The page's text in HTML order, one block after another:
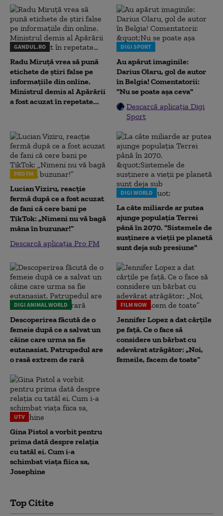
GANDUL.RO
Radu Miruţă vrea să pună
etichete de știri false pe
informațiile din online.
Ministrul demis al Apărării
a fost acuzat în repetate...
DIGI SPORT
Au apărut imaginile:
Darius Olaru, gol de autor
în Belgia! Comentatorii:
"Nu se poate așa ceva"
Descarcă aplicația Digi
Sport
PRO FM
Lucian Viziru, reacție
fermă după ce a fost acuzat
de fani că cere bani pe
TikTok: „Nimeni nu vă bagă
mâna în buzunar!”
Descarcă aplicația Pro FM
DIGI WORLD
La câte miliarde ar putea
ajunge populația Terrei
până în 2070. "Sistemele de
susținere a vieții pe planetă
sunt deja sub presiune"
DIGI ANIMAL WORLD
Descoperirea făcută de o
femeie după ce a salvat un
câine care urma sa fie
eutanasiat. Patrupedul are
o rasă extrem de rară
FILM NOW
Jennifer Lopez a dat cărțile
pe față. Ce o face să
considere un bărbat cu
adevărat atrăgător: „Noi,
femeile, facem de toate”
UTV
Gina Pistol a vorbit pentru
prima dată despre relația
cu tatăl ei. Cum i-a
schimbat viața fiica sa,
Josephine
Top Citite